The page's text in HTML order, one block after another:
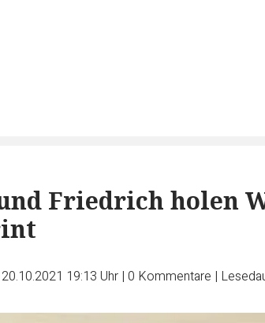
Friedrich holen
20.10.2021 19:13 Uhr | 0 Kommentare |